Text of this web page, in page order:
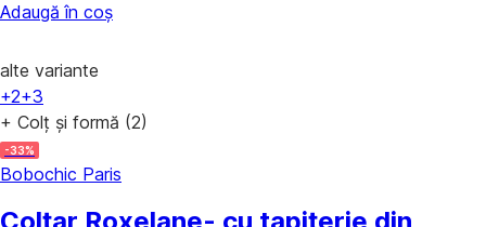
Adaugă în coș
alte variante
+2+3
+ Colț și formă (2)
-33%
Bobochic Paris